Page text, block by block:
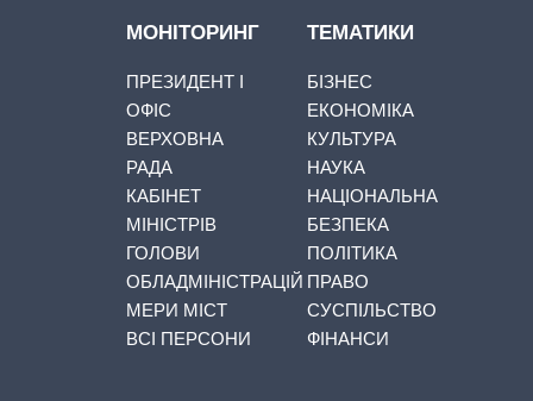
МОНІТОРИНГ
ПРЕЗИДЕНТ І
ОФІС
ВЕРХОВНА
РАДА
КАБІНЕТ
МІНІСТРІВ
ГОЛОВИ
ОБЛАДМІНІСТРАЦІЙ
МЕРИ МІСТ
ВСІ ПЕРСОНИ
ТЕМАТИКИ
БІЗНЕС
ЕКОНОМІКА
КУЛЬТУРА
НАУКА
НАЦІОНАЛЬНА
БЕЗПЕКА
ПОЛІТИКА
ПРАВО
СУСПІЛЬСТВО
ФІНАНСИ